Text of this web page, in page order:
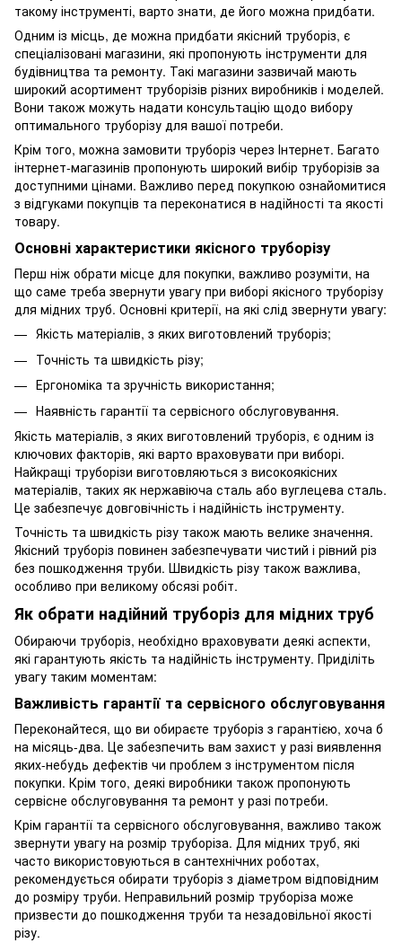
такому інструменті, варто знати, де його можна придбати.
Одним із місць, де можна придбати якісний труборіз, є
спеціалізовані магазини, які пропонують інструменти для
будівництва та ремонту. Такі магазини зазвичай мають
широкий асортимент труборізів різних виробників і моделей.
Вони також можуть надати консультацію щодо вибору
оптимального труборізу для вашої потреби.
Крім того, можна замовити труборіз через Інтернет. Багато
інтернет-магазинів пропонують широкий вибір труборізів за
доступними цінами. Важливо перед покупкою ознайомитися
з відгуками покупців та переконатися в надійності та якості
товару.
Основні характеристики якісного труборізу
Перш ніж обрати місце для покупки, важливо розуміти, на
що саме треба звернути увагу при виборі якісного труборізу
для мідних труб. Основні критерії, на які слід звернути увагу:
Якість матеріалів, з яких виготовлений труборіз;
Точність та швидкість різу;
Ергономіка та зручність використання;
Наявність гарантії та сервісного обслуговування.
Якість матеріалів, з яких виготовлений труборіз, є одним із
ключових факторів, які варто враховувати при виборі.
Найкращі труборізи виготовляються з високоякісних
матеріалів, таких як нержавіюча сталь або вуглецева сталь.
Це забезпечує довговічність і надійність інструменту.
Точність та швидкість різу також мають велике значення.
Якісний труборіз повинен забезпечувати чистий і рівний різ
без пошкодження труби. Швидкість різу також важлива,
особливо при великому обсязі робіт.
Як обрати надійний труборіз для мідних труб
Обираючи труборіз, необхідно враховувати деякі аспекти,
які гарантують якість та надійність інструменту. Приділіть
увагу таким моментам:
Важливість гарантії та сервісного обслуговування
Переконайтеся, що ви обираєте труборіз з гарантією, хоча б
на місяць-два. Це забезпечить вам захист у разі виявлення
яких-небудь дефектів чи проблем з інструментом після
покупки. Крім того, деякі виробники також пропонують
сервісне обслуговування та ремонт у разі потреби.
Крім гарантії та сервісного обслуговування, важливо також
звернути увагу на розмір труборіза. Для мідних труб, які
часто використовуються в сантехнічних роботах,
рекомендується обирати труборіз з діаметром відповідним
до розміру труби. Неправильний розмір труборіза може
призвести до пошкодження труби та незадовільної якості
різу.